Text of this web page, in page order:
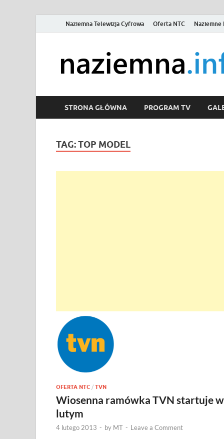
Naziemna Telewizja Cyfrowa Oferta NTC Naziemne
STRONA GŁÓWNA PROGRAM TV
TAG:TOP MODEL
OFERTA NTC / TVN
Wiosenna ramówka TVN startuje w
lutym
4 lutego 2013 - by MT - Leave a Comment